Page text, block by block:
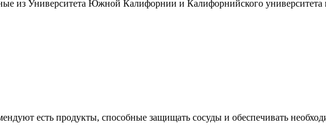
из Университета Южной Калифорнии и Калифорнийского
есть продукты, способные защищать сосуды и обеспечивать